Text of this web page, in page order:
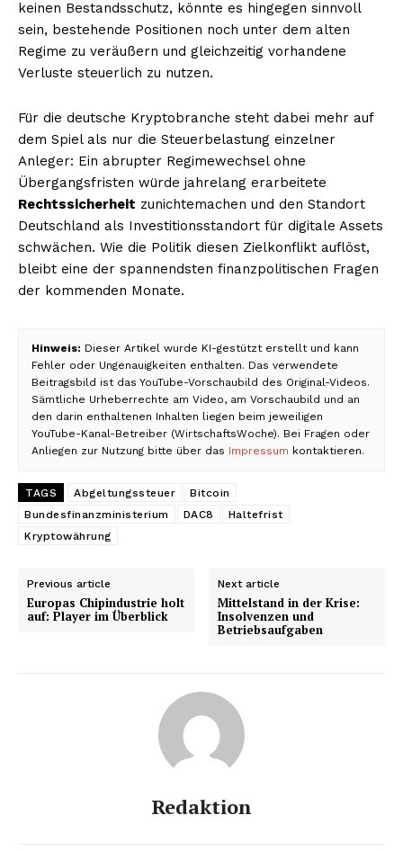
keinen Bestandsschutz, könnte es hingegen sinnvoll
sein, bestehende Positionen noch unter dem alten
Regime zu veräußern und gleichzeitig vorhandene
Verluste steuerlich zu nutzen.
Für die deutsche Kryptobranche steht dabei mehr auf
dem Spiel als nur die Steuerbelastung einzelner
Anleger: Ein abrupter Regimewechsel ohne
Übergangsfristen würde jahrelang erarbeitete
Rechtssicherheit zunichtemachen und den Standort
Deutschland als Investitionsstandort für digitale Assets
schwächen. Wie die Politik diesen Zielkonflikt auflöst,
bleibt eine der spannendsten finanzpolitischen Fragen
der kommenden Monate.
Hinweis: Dieser Artikel wurde KI-gestützt erstellt und kann
Fehler oder Ungenauigkeiten enthalten. Das verwendete
Beitragsbild ist das YouTube-Vorschaubild des Original-Videos.
Sämtliche Urheberrechte am Video, am Vorschaubild und an
den darin enthaltenen Inhalten liegen beim jeweiligen
YouTube-Kanal-Betreiber (WirtschaftsWoche). Bei Fragen oder
Anliegen zur Nutzung bitte über das Impressum kontaktieren.
TAGS Abgeltungssteuer
Bitcoin
Bundesfinanzministerium
DAC8
Haltefrist
Kryptowährung
Previous article
Europas Chipindustrie holt
auf: Player im Überblick
Next article
Mittelstand in der Krise:
Insolvenzen und
Betriebsaufgaben
Redaktion